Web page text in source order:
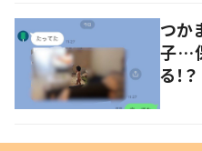
つか
子…
る！